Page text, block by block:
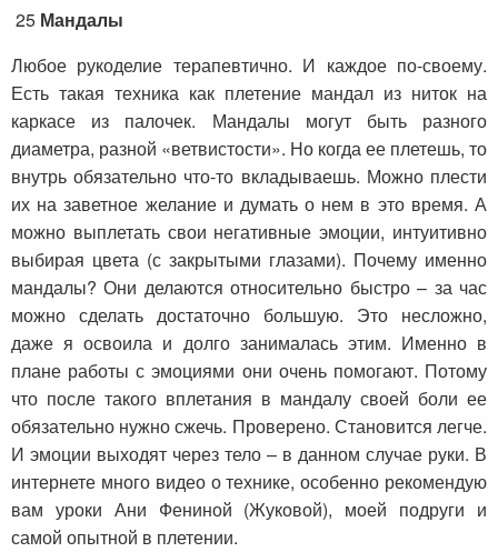
25 Мандалы
Любое рукоделие терапевтично. И каждое по-своему.
Есть такая техника как плетение мандал из ниток на
каркасе из палочек. Мандалы могут быть разного
диаметра, разной «ветвистости». Но когда ее плетешь, то
внутрь обязательно что-то вкладываешь. Можно плести
их на заветное желание и думать о нем в это время. А
можно выплетать свои негативные эмоции, интуитивно
выбирая цвета (с закрытыми глазами). Почему именно
мандалы? Они делаются относительно быстро – за час
можно сделать достаточно большую. Это несложно,
даже я освоила и долго занималась этим. Именно в
плане работы с эмоциями они очень помогают. Потому
что после такого вплетания в мандалу своей боли ее
обязательно нужно сжечь. Проверено. Становится легче.
И эмоции выходят через тело – в данном случае руки. В
интернете много видео о технике, особенно рекомендую
вам уроки Ани Фениной (Жуковой), моей подруги и
самой опытной в плетении.